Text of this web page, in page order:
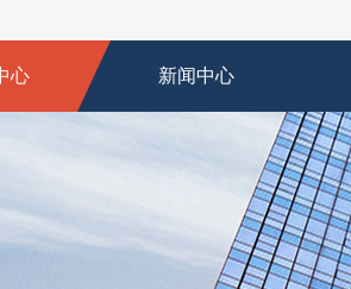
心 新闻中心